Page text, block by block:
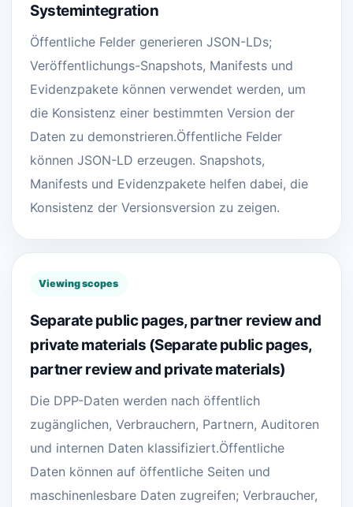
Systemintegration
Öffentliche Felder generieren JSON-LDs;
Veröffentlichungs-Snapshots, Manifests und
Evidenzpakete können verwendet werden, um
die Konsistenz einer bestimmten Version der
Daten zu demonstrieren.Öffentliche Felder
können JSON-LD erzeugen. Snapshots,
Manifests und Evidenzpakete helfen dabei, die
Konsistenz der Versionsversion zu zeigen.
Viewing scopes
Separate public pages, partner review and
private materials (Separate public pages,
partner review and private materials)
Die DPP-Daten werden nach öffentlich
zugänglichen, Verbrauchern, Partnern, Auditoren
und internen Daten klassifiziert.Öffentliche
Daten können auf öffentliche Seiten und
maschinenlesbare Daten zugreifen; Verbraucher,